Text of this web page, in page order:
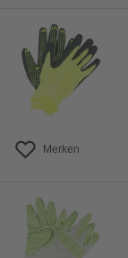
Merken